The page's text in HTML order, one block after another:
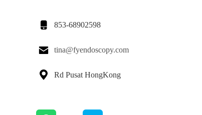
 853-68902598
 tina@fyendoscopy.com
 Rd Pusat HongKong